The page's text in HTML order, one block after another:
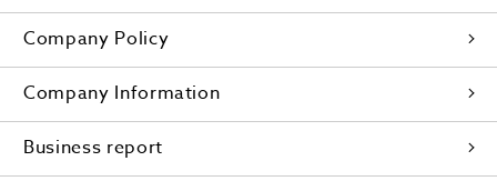
Company Policy
Company Information
Business report